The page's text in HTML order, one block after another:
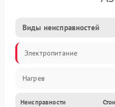
Виды неисправностей
Электропитание
Нагрев
Неисправности